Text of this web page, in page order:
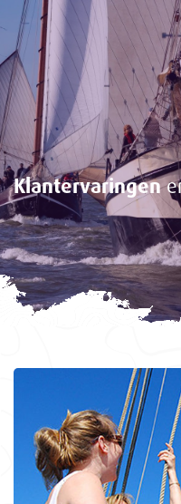
Klantervaringen
9,6
Gasten
geven
ons een
3057
ervaringen